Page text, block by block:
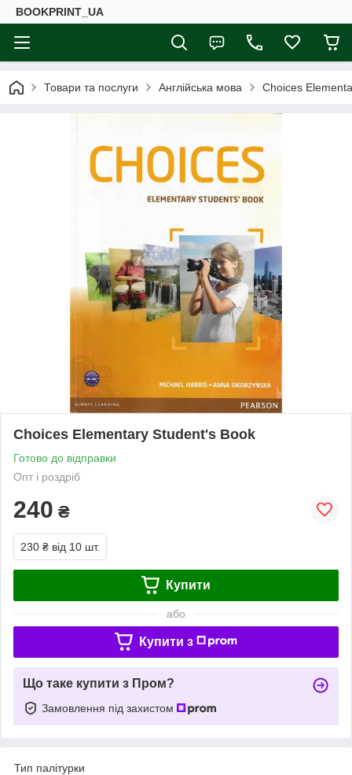
BOOKPRINT_UA
Товари та послуги Англійська мова Choices
Choices Elementary Student's Book
Готово до відправки
Опт і роздріб
240 ₴
230 ₴ від 10 шт.
Купити
або
Купити з
Що таке купити з Пром?
Замовлення під захистом
Тип палітурки